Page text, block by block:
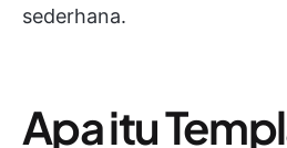
sederhana.
Apa itu